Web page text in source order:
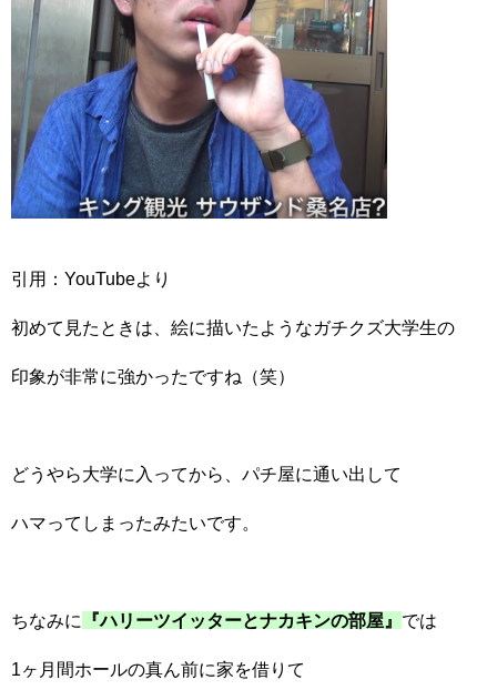
引用：YouTubeより
初めて見たときは、絵に描いたようなガチクズ大学生の
印象が非常に強かったですね（笑）
どうやら大学に入ってから、パチ屋に通い出して
ハマってしまったみたいです。
ちなみに 『ハリーツイッターとナカキンの部屋』 では
1ヶ月間ホールの真ん前に家を借りて